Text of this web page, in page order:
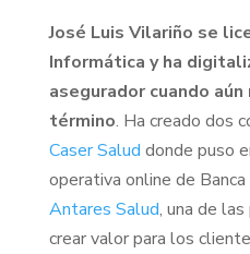
José Luis Vilariño se
Informática y ha
asegurador cuando
término. Ha creado dos
Caser Salud donde puso
operativa online de
Antares Salud, una de
crear valor para los